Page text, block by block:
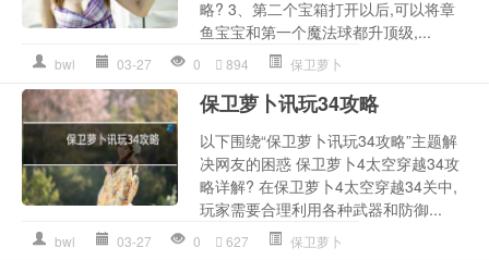
略? 3、第二个宝箱打开以后,可以将章
鱼宝宝和第一个魔法球都升顶级,...
bwl 03-27 0 894 保卫萝卜
保卫萝卜讯玩34攻略
以下围绕“保卫萝卜讯玩34攻略”主题解
决网友的困惑 保卫萝卜4太空穿越34攻
略详解? 在保卫萝卜4太空穿越34关中,
玩家需要合理利用各种武器和防御...
bwl 03-27 0 627 保卫萝卜